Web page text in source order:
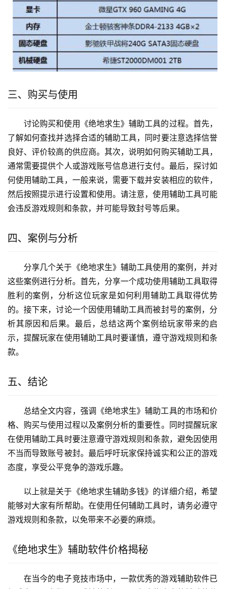
三、购买与使用
讨论购买和使用《绝地求生》辅助工具的过程。首先，
了解如何查找并选择合适的辅助工具，同时要注意选择信誉
良好、评价较高的供应商。其次，说明如何购买辅助工具，
通常需要提供个人或游戏账号信息进行支付。最后，探讨如
何使用辅助工具，一般来说，需要下载并安装相应的软件，
然后按照提示进行设置和使用。请注意，使用辅助工具可能
会违反游戏规则和条款，并可能导致封号等后果。
四、案例与分析
分享几个关于《绝地求生》辅助工具使用的案例，并对
这些案例进行分析。首先，分享一个成功使用辅助工具取得
胜利的案例，分析这位玩家是如何利用辅助工具取得优势
的。接下来，讨论一个因使用辅助工具而被封号的案例，分
析其原因和后果。最后，总结这两个案例给玩家带来的启
示，提醒玩家在使用辅助工具时要谨慎，遵守游戏规则和条
款。
五、结论
总结全文内容，强调《绝地求生》辅助工具的市场和价
格、购买与使用过程以及案例分析的重要性。同时提醒玩家
在使用辅助工具时要注意遵守游戏规则和条款，避免因使用
不当而导致账号被封。最后呼吁玩家保持诚实和公正的游戏
态度，享受公平竞争的游戏乐趣。
以上就是关于《绝地求生辅助多钱》的详细介绍，希望
能够对大家有所帮助。在使用任何辅助工具时，请务必遵守
游戏规则和条款，以免带来不必要的麻烦。
《绝地求生》辅助软件价格揭秘
在当今的电子竞技市场中，一款优秀的游戏辅助软件已